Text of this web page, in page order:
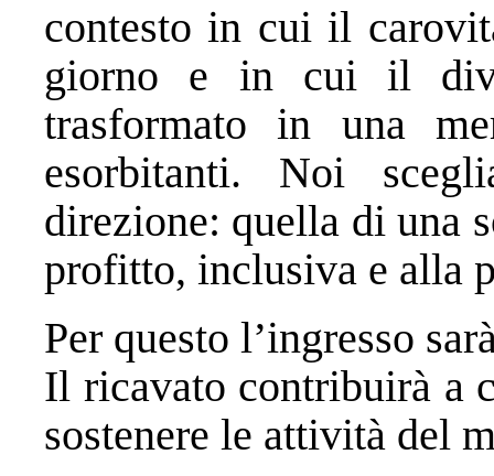
contesto in cui il
giorno e in cui il
trasformato in una
esorbitanti. Noi
direzione: quella di una
profitto, inclusiva e alla
Per questo l’ingresso
Il ricavato contribuirà a
sostenere le attività del